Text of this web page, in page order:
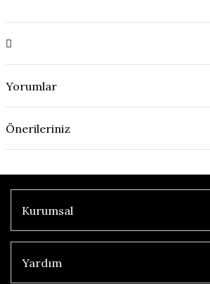
Yorumlar
Önerileriniz
Kurumsal
Yardım